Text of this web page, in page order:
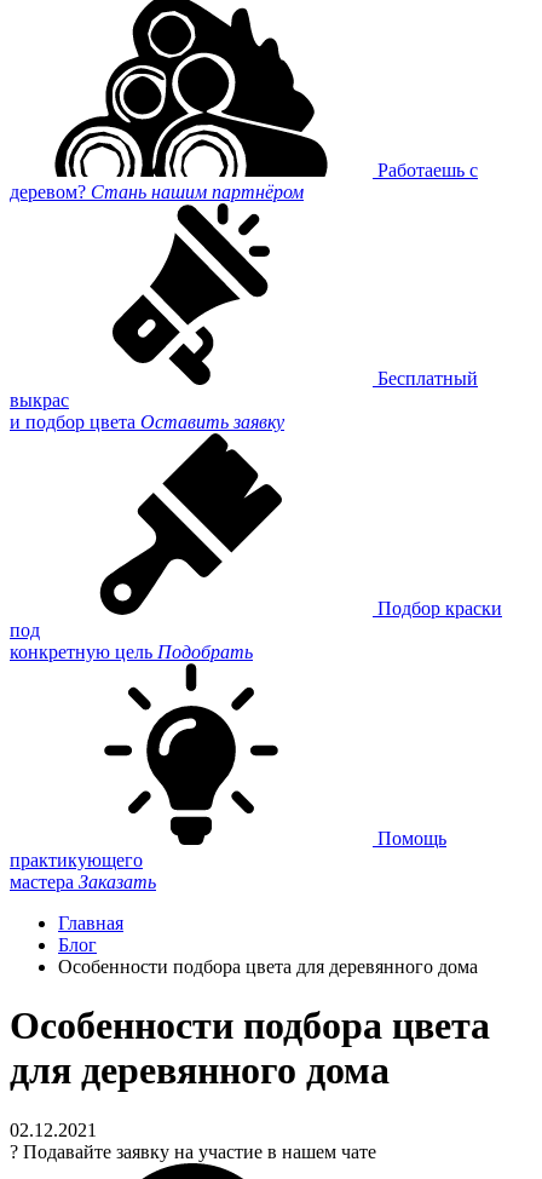
Работаешь с
деревом? Стань нашим партнёром
Бесплатный
выкрас
и подбор цвета Оставить заявку
Подбор краски
под
конкретную цель Подобрать
Помощь
практикующего
мастера Заказать
Главная
Блог
Особенности подбора цвета для деревянного дома
Особенности подбора цвета
для деревянного дома
02.12.2021
? Подавайте заявку на участие в нашем чате